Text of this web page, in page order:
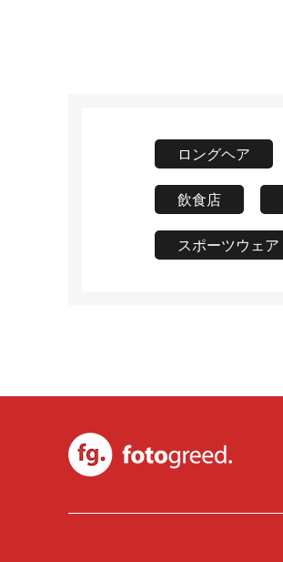
ロングヘア
飲食店
スポーツウェア